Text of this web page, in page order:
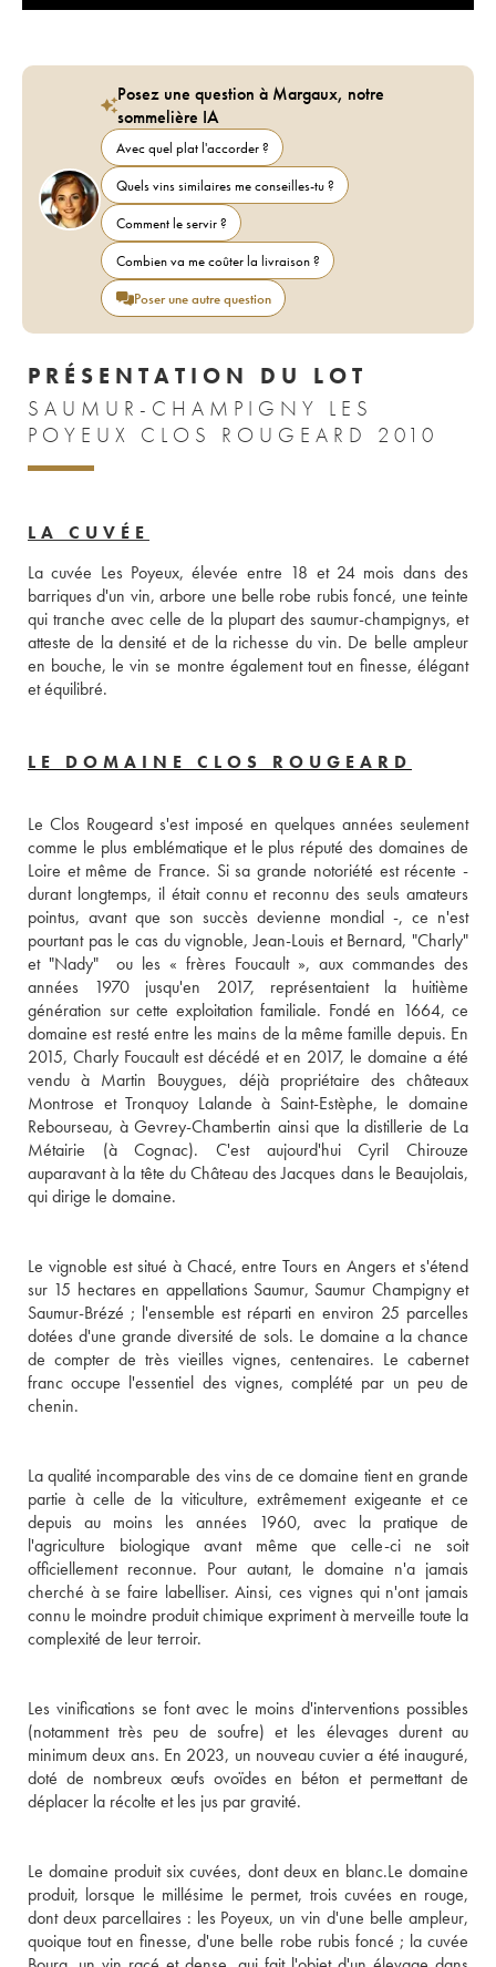
Posez une question à Margaux, notre
sommelière IA
Avec quel plat l'accorder ?
Quels vins similaires me conseilles-tu ?
Comment le servir ?
Combien va me coûter la livraison ?
Poser une autre question
PRÉSENTATION DU LOT
SAUMUR-CHAMPIGNY LES
POYEUX CLOS ROUGEARD 2010
LA CUVÉE
La cuvée Les Poyeux, élevée entre 18 et 24 mois dans des
barriques d'un vin, arbore une belle robe rubis foncé, une teinte
qui tranche avec celle de la plupart des saumur-champignys, et
atteste de la densité et de la richesse du vin. De belle ampleur
en bouche, le vin se montre également tout en finesse, élégant
et équilibré.
LE DOMAINE CLOS ROUGEARD
Le Clos Rougeard s'est imposé en quelques années seulement
comme le plus emblématique et le plus réputé des domaines de
Loire et même de France. Si sa grande notoriété est récente -
durant longtemps, il était connu et reconnu des seuls amateurs
pointus, avant que son succès devienne mondial -, ce n'est
pourtant pas le cas du vignoble, Jean-Louis et Bernard, "Charly"
et "Nady"  ou les « frères Foucault », aux commandes des
années 1970 jusqu'en 2017, représentaient la huitième
génération sur cette exploitation familiale. Fondé en 1664, ce
domaine est resté entre les mains de la même famille depuis. En
2015, Charly Foucault est décédé et en 2017, le domaine a été
vendu à Martin Bouygues, déjà propriétaire des châteaux
Montrose et Tronquoy Lalande à Saint-Estèphe, le domaine
Rebourseau, à Gevrey-Chambertin ainsi que la distillerie de La
Métairie (à Cognac). C'est aujourd'hui Cyril Chirouze
auparavant à la tête du Château des Jacques dans le Beaujolais,
qui dirige le domaine.
Le vignoble est situé à Chacé, entre Tours en Angers et s'étend
sur 15 hectares en appellations Saumur, Saumur Champigny et
Saumur-Brézé ; l'ensemble est réparti en environ 25 parcelles
dotées d'une grande diversité de sols. Le domaine a la chance
de compter de très vieilles vignes, centenaires. Le cabernet
franc occupe l'essentiel des vignes, complété par un peu de
chenin.
La qualité incomparable des vins de ce domaine tient en grande
partie à celle de la viticulture, extrêmement exigeante et ce
depuis au moins les années 1960, avec la pratique de
l'agriculture biologique avant même que celle-ci ne soit
officiellement reconnue. Pour autant, le domaine n'a jamais
cherché à se faire labelliser. Ainsi, ces vignes qui n'ont jamais
connu le moindre produit chimique expriment à merveille toute la
complexité de leur terroir.
Les vinifications se font avec le moins d'interventions possibles
(notamment très peu de soufre) et les élevages durent au
minimum deux ans. En 2023, un nouveau cuvier a été inauguré,
doté de nombreux œufs ovoïdes en béton et permettant de
déplacer la récolte et les jus par gravité.
Le domaine produit six cuvées, dont deux en blanc.Le domaine
produit, lorsque le millésime le permet, trois cuvées en rouge,
dont deux parcellaires : les Poyeux, un vin d'une belle ampleur,
quoique tout en finesse, d'une belle robe rubis foncé ; la cuvée